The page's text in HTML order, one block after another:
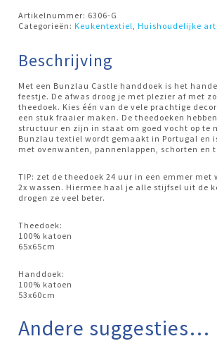
aantal
Artikelnummer: 6306-G
Categorieën:Keukentextiel ,Huishoudelijke
Beschrijving
Met een Bunzlau Castle handdoek is het
feestje. De afwas droog je met plezier af met
theedoek. Kies één van de vele prachtige
een stuk fraaier maken. De theedoeken
structuur en zijn in staat om goed vocht op te
Bunzlau textiel wordt gemaakt in Portugal en
met ovenwanten, pannenlappen, schorten en
TIP: zet de theedoek 24 uur in een emmer met
2x wassen. Hiermee haal je alle stijfsel uit de
drogen ze veel beter.
Theedoek:
100% katoen
65x65cm
Handdoek:
100% katoen
53x60cm
Andere suggesties…